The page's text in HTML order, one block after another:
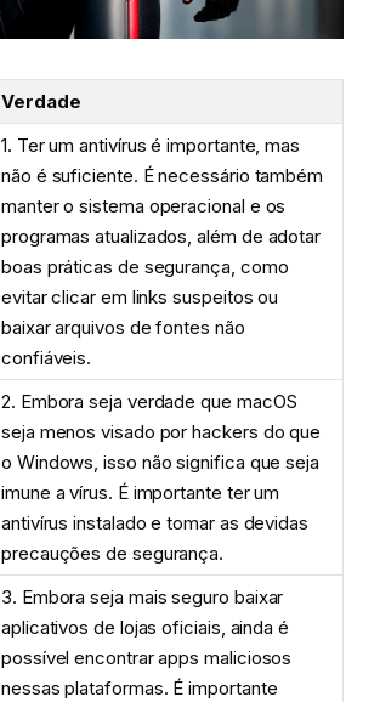
Verdade
1. Ter um antivírus é importante, mas
não é suficiente. É necessário também
manter o sistema operacional e os
programas atualizados, além de adotar
boas práticas de segurança, como
evitar clicar em links suspeitos ou
baixar arquivos de fontes não
confiáveis.
2. Embora seja verdade que macOS
seja menos visado por hackers do que
o Windows, isso não significa que seja
imune a vírus. É importante ter um
antivírus instalado e tomar as devidas
precauções de segurança.
3. Embora seja mais seguro baixar
aplicativos de lojas oficiais, ainda é
possível encontrar apps maliciosos
nessas plataformas. É importante